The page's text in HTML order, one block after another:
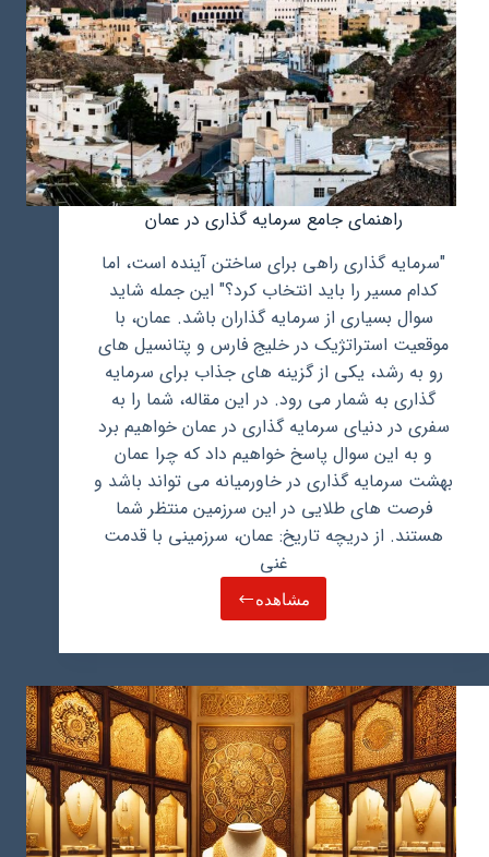
راهنمای جامع سرمایه‌ گذاری در عمان
"سرمایه گذاری راهی برای ساختن آینده است، اما
کدام مسیر را باید انتخاب کرد؟" این جمله شاید
سوال بسیاری از سرمایه گذاران باشد. عمان، با
موقعیت استراتژیک در خلیج فارس و پتانسیل های
رو به رشد، یکی از گزینه های جذاب برای سرمایه
گذاری به شمار می رود. در این مقاله، شما را به
سفری در دنیای سرمایه گذاری در عمان خواهیم برد
و به این سوال پاسخ خواهیم داد که چرا عمان
بهشت سرمایه گذاری در خاورمیانه می تواند باشد و
فرصت های طلایی در این سرزمین منتظر شما
هستند. از دریچه تاریخ: عمان، سرزمینی با قدمت
غنی
مشاهدهراهنمای
سرمایه‌
در
عمان